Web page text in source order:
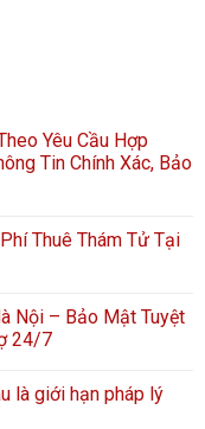
Yêu Cầu Hợp
Tin Chính Xác, Bảo
Thuê Thám Tử Tại
Nội – Bảo Mật Tuyệt
24/7
là giới hạn pháp lý